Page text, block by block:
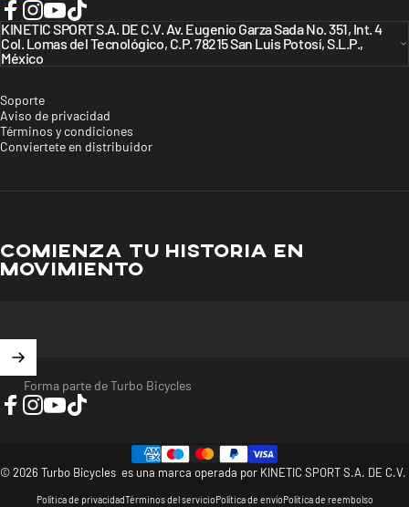
Facebook
Instagram
YouTube
TikTok
Soporte
Aviso de privacidad
Términos y condiciones
Conviertete en distribuidor
KINETIC SPORT S.A. DE C.V. Av. Eugenio Garza Sada No. 351, Int. 4
Col. Lomas del Tecnológico, C.P. 78215 San Luis Potosí, S.L.P.,
México
COMIENZA TU HISTORIA EN
MOVIMIENTO
Forma parte de Turbo Bicycles
© 2026 Turbo Bicycles es una marca operada por KINETIC SPORT S.A. DE C.V.
Política de privacidadTérminos del servicioPolítica de envíoPolítica de reembolso